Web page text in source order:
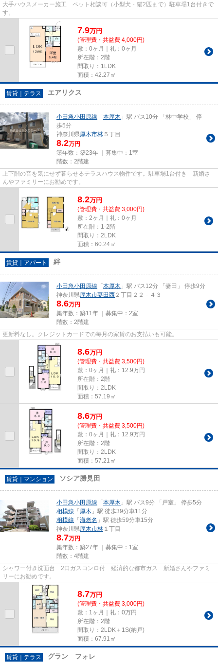
大手ハウスメーカー施工 ペット相談可（小型犬・猫2匹まで）駐車場1台付きで
す。
7.9万円
(管理費・共益費 4,000円)
敷：0ヶ月｜礼：0ヶ月
所在階：2階
間取り：1LDK
面積：42.27㎡
賃貸｜テラス エアリクス
小田急小田原線 「本厚木 」駅 バス10分 「林中学校」 停
歩5分
神奈川県厚木市林 ５丁目
8.2万円
築年数：築23年 ｜募集中： 1室
階数：2階建
上下階の音を気にせず暮らせるテラスハウス物件です。駐車場1台付き 新婚さ
んやファミリーにお勧めです。
8.2万円
(管理費・共益費 3,000円)
敷：2ヶ月｜礼：0ヶ月
所在階：1-2階
間取り：2LDK
面積：60.24㎡
賃貸｜アパート 絆
小田急小田原線 「本厚木 」駅 バス12分 「妻田」 停歩9分
神奈川県厚木市妻田西 ２丁目２２－４３
8.6万円
築年数：築11年 ｜募集中： 2室
階数：2階建
更新料なし。クレジットカードでの毎月の家賃のお支払いも可能。
8.6万円
(管理費・共益費 3,500円)
敷：0ヶ月｜礼：12.9万円
所在階：2階
間取り：2LDK
面積：57.19㎡
8.6万円
(管理費・共益費 3,500円)
敷：0ヶ月｜礼：12.9万円
所在階：2階
間取り：2LDK
面積：57.21㎡
賃貸｜マンション ソシア勝見田
小田急小田原線 「本厚木 」駅 バス9分 「戸室」 停歩5分
相模線 「厚木 」駅 徒歩39分車11分
相模線 「海老名 」駅 徒歩59分車15分
神奈川県厚木市林 １丁目
8.7万円
築年数：築27年 ｜募集中： 1室
階数：4階建
シャワー付き洗面台 2口ガスコンロ付 経済的な都市ガス 新婚さんやファミ
リーにお勧めです。
8.7万円
(管理費・共益費 3,000円)
敷：1ヶ月｜礼：0万円
所在階：2階
間取り：2LDK＋1S(納戸)
面積：67.91㎡
賃貸｜テラス グラン フォレ